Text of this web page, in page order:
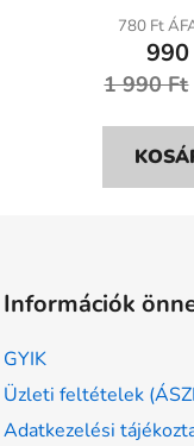
780 Ft
1 990 Ft
Információk
GYIK
Üzleti feltételek
Adatkezelési